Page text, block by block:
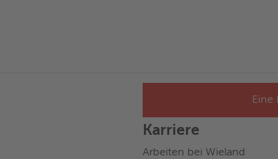
Eine
Karriere
Arbeiten bei Wieland